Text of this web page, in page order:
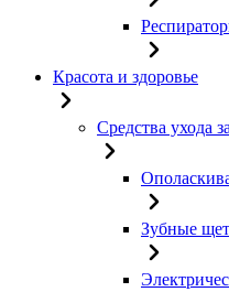
Красота и здоровье
Средства ухода
Зубные